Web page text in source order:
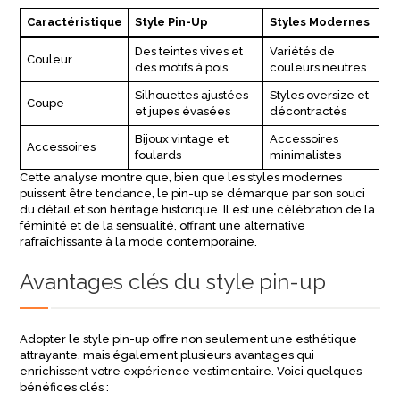
Caractéristique Style Pin-Up Styles Modernes
Couleur
Des teintes vives et
des motifs à pois
Variétés de
couleurs neutres
Coupe
Silhouettes ajustées
et jupes évasées
Styles oversize et
décontractés
Accessoires
Bijoux vintage et
foulards
Accessoires
minimalistes
Cette analyse montre que, bien que les styles modernes
puissent être tendance, le pin-up se démarque par son souci
du détail et son héritage historique. Il est une célébration de la
féminité et de la sensualité, offrant une alternative
rafraîchissante à la mode contemporaine.
Avantages clés du style pin-up
Adopter le style pin-up offre non seulement une esthétique
attrayante, mais également plusieurs avantages qui
enrichissent votre expérience vestimentaire. Voici quelques
bénéfices clés :